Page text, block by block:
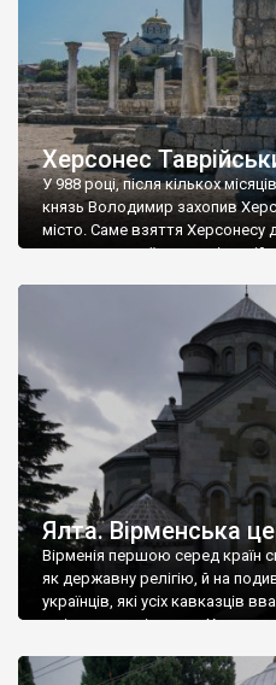
Херсонес
У 988 році, після кількох
князь Володимир захопив
місто. Саме взяття
диктувати свої умови
Херсонесі Володимир-
А потім було Хрещення Русі.
Ялта. Вірменська
Вірменія першою серед країн
як державну релігію, й на
українців, які усіх кавказців
є відданими вірянами Христа